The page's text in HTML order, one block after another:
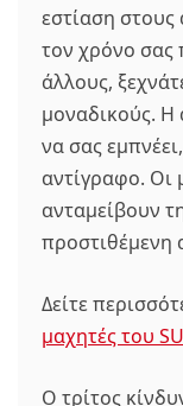
εστίαση στους
τον χρόνο σας
άλλους,
μοναδικούς. Η
να σας
αντίγραφο. Οι
ανταμείβουν
προστιθέμενη
Δείτε
μαχητές του
Ο τρίτος